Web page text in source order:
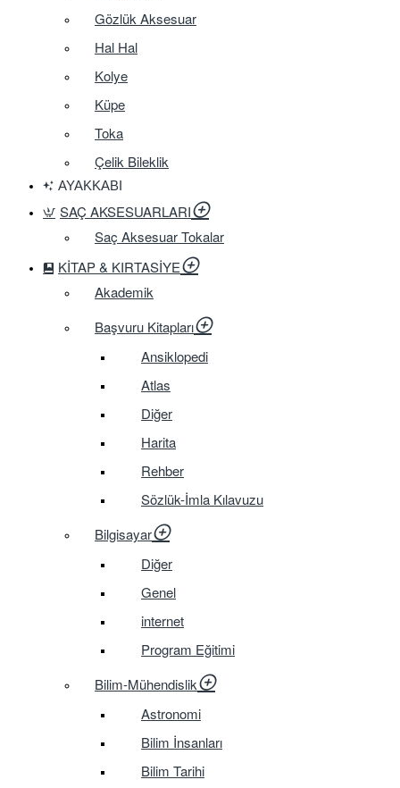
Gözlük Aksesuar
Hal Hal
Kolye
Küpe
Toka
Çelik Bileklik
AYAKKABI
SAÇ AKSESUARLARI
Saç Aksesuar Tokalar
KITAP & KIRTASIYE
Akademik
Başvuru Kitapları
Ansiklopedi
Atlas
Diğer
Harita
Rehber
Sözlük-İmla Kılavuzu
Bilgisayar
Diğer
Genel
internet
Program Eğitimi
Bilim-Mühendislik
Astronomi
Bilim İnsanları
Bilim Tarihi